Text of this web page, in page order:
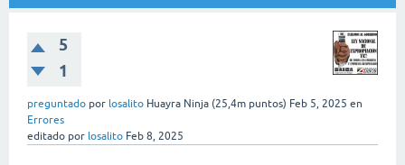
5
1
preguntado por losalito Huayra Ninja (25,4m puntos) Feb 5, 2025 en
Errores
editado por losalito Feb 8, 2025